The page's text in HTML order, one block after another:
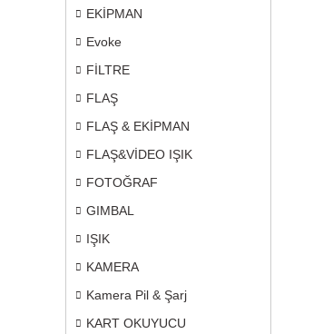
EKİPMAN
Evoke
FİLTRE
FLAŞ
FLAŞ & EKİPMAN
FLAŞ&VİDEO IŞIK
FOTOĞRAF
GIMBAL
IŞIK
KAMERA
Kamera Pil & Şarj
KART OKUYUCU